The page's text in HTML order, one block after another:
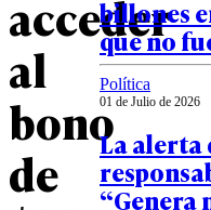
acceder
al
bono
de
billones
que no
Política
01 de Julio de 2026
La alerta
“Genera